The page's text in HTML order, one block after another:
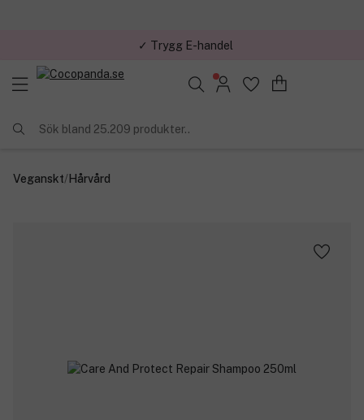
✓ Trygg E-handel
Sök bland 25.209 produkter..
Veganskt/Hårvård